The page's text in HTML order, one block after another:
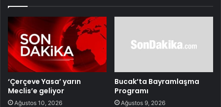
‘Çerçeve Yasa’ yarın
Meclis’e geliyor
Ağustos 10, 2026
Bucak’ta Bayramlaşma
Programı
Ağustos 9, 2026